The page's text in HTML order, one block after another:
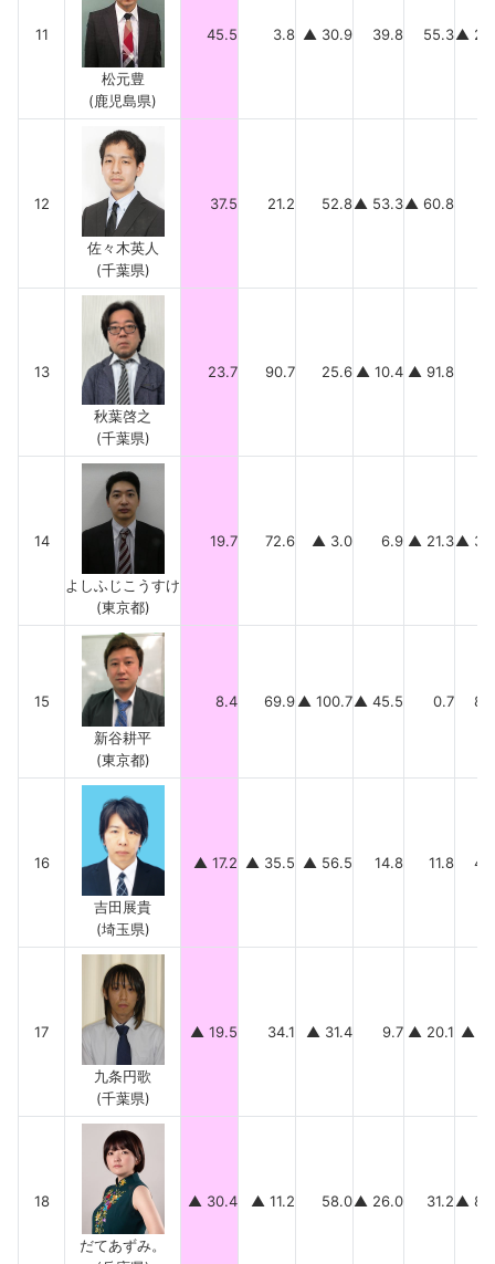
11
松元豊
(鹿児島県)
45.5 3.8 ▲ 30.9 39.8 55.3▲
12
佐々木英人
(千葉県)
37.5 21.2 52.8▲ 53.3▲ 60.8
13
秋葉啓之
(千葉県)
23.7 90.7 25.6 ▲ 10.4 ▲ 91.8
14
よしふじこうすけ
(東京都)
19.7 72.6 ▲ 3.0 6.9 ▲ 21.3▲
15
新谷耕平
(東京都)
8.4 69.9▲ 100.7▲ 45.5 0.7
16
吉田展貴
(埼玉県)
▲ 17.2 ▲ 35.5 ▲ 56.5 14.8 11.8
17
九条円歌
(千葉県)
▲ 19.5 34.1 ▲ 31.4 9.7 ▲ 20.1 ▲
18
だてあずみ。
▲ 30.4 ▲ 11.2 58.0▲ 26.0 31.2▲